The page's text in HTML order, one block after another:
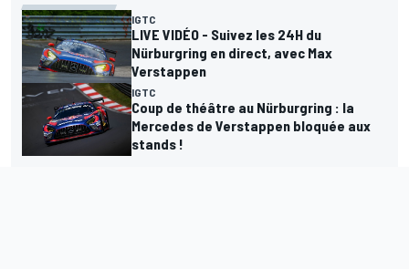
IGTC
LIVE VIDÉO - Suivez les 24H du
Nürburgring en direct, avec Max
Verstappen
IGTC
Coup de théâtre au Nürburgring : la
Mercedes de Verstappen bloquée aux
stands !